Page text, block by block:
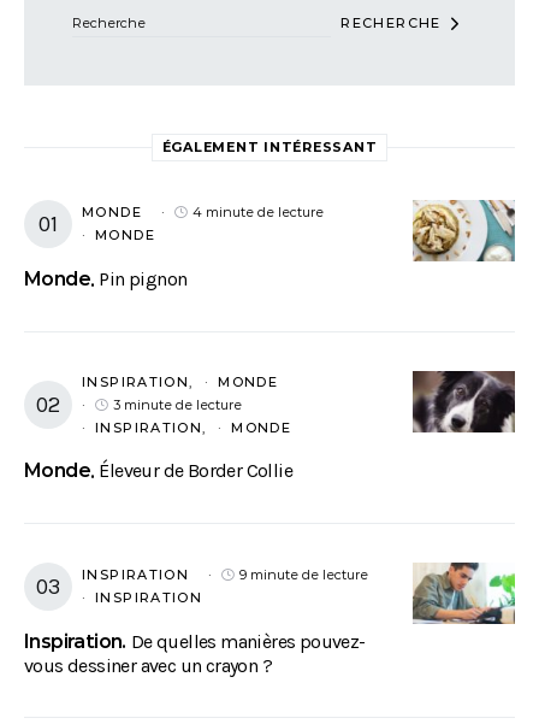
RECHERCHE
ÉGALEMENT INTÉRESSANT
MONDE
4 minute de lecture
MONDE
Monde Pin pignon
INSPIRATION
MONDE
3 minute de lecture
INSPIRATION
MONDE
Monde Éleveur de Border Collie
INSPIRATION
9 minute de lecture
INSPIRATION
Inspiration De quelles manières pouvez-
vous dessiner avec un crayon ?